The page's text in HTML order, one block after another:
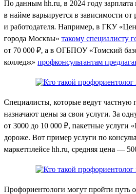
По данным hh.ru, в 2024 году зарплата
в найме варьируется в зависимости от
и работодателя. Например, в ГКУ
города Москвы» такому специалисту
от 70 000 ₽, а в ОГБПОУ «Томский
колледж» профконсультантам
Специалисты, которые ведут частную
назначают цены за свои услуги. За
от 3000 до 10 000 ₽, пакетные услуги
дороже. Вот пример услуги по
маркетплейсе hh.ru, средняя цена —
Профориентологи могут пройти путь